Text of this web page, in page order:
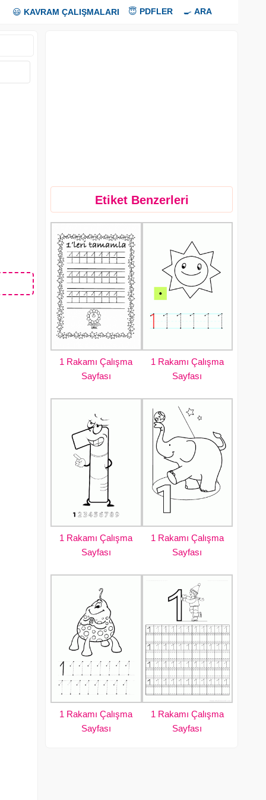
😃 KAVRAM ÇALIŞMALARI 😇 PDFLER 🍳 ARA
Etiket Benzerleri
1 Rakamı Çalışma
Sayfası
1 Rakamı Çalışma
Sayfası
1 Rakamı Çalışma
Sayfası
1 Rakamı Çalışma
Sayfası
1 Rakamı Çalışma
Sayfası
1 Rakamı Çalışma
Sayfası